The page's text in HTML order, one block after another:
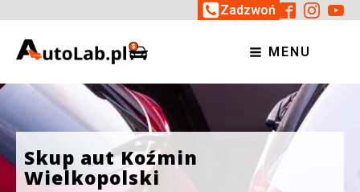
Zadzwoń
MENU
Skup aut Koźmin
Wielkopolski